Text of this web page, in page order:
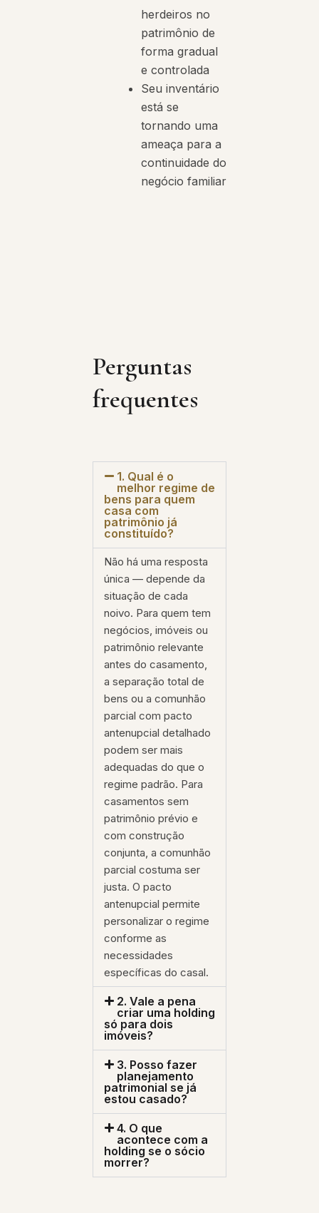
herdeiros no
patrimônio de
forma gradual
e controlada
Seu inventário
está se
tornando uma
ameaça para a
continuidade do
negócio familiar
Perguntas
frequentes
1. Qual é o
melhor regime de
bens para quem
casa com
patrimônio já
constituído?
Não há uma resposta
única — depende da
situação de cada
noivo. Para quem tem
negócios, imóveis ou
patrimônio relevante
antes do casamento,
a separação total de
bens ou a comunhão
parcial com pacto
antenupcial detalhado
podem ser mais
adequadas do que o
regime padrão. Para
casamentos sem
patrimônio prévio e
com construção
conjunta, a comunhão
parcial costuma ser
justa. O pacto
antenupcial permite
personalizar o regime
conforme as
necessidades
específicas do casal.
2. Vale a pena
criar uma holding
só para dois
imóveis?
3. Posso fazer
planejamento
patrimonial se já
estou casado?
4. O que
acontece com a
holding se o sócio
morrer?